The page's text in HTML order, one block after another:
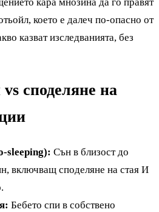
което е далеч по-опасно от
казват изследванията, без
споделяне на
sleeping): Сън в близост до
включващ споделяне на стая И
Бебето спи в собствено